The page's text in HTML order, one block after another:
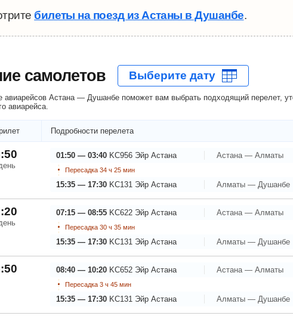
билеты на поезд из Астаны в Душанбе.
самолетов
авиарейсов Астана — Душанбе поможет вам выбрать подходящий перелет,
авиарейса.
Подробности перелета
01:50 — 03:40 KC956 Эйр Астана Астана — Алматы
Пересадка 34 ч 25 мин
15:35 — 17:30 KC131 Эйр Астана Алматы — Душанбе
07:15 — 08:55 KC622 Эйр Астана Астана — Алматы
Пересадка 30 ч 35 мин
15:35 — 17:30 KC131 Эйр Астана Алматы — Душанбе
08:40 — 10:20 KC652 Эйр Астана Астана — Алматы
Пересадка 3 ч 45 мин
15:35 — 17:30 KC131 Эйр Астана Алматы — Душанбе